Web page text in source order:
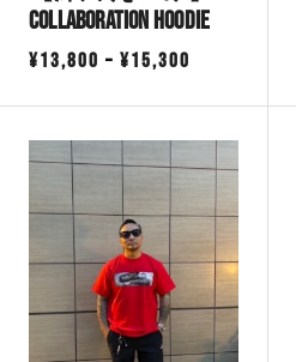
Collaboration Hoodie
¥13,800 – ¥15,300
¥15,300